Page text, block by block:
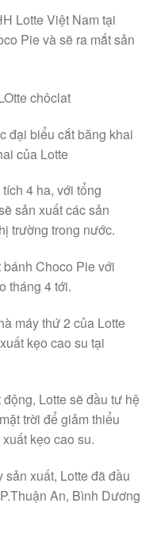
Lotte Việt Nam tại
Pie và sẽ ra mắt sản
đại biểu cắt băng khai
của Lotte
4 ha, với tổng
sản xuất các sản
trường trong nước.
Choco Pie với
tháng 4 tới.
máy thứ 2 của Lotte
kẹo cao su tại
Lotte sẽ đầu tư hệ
trời để giảm thiểu
kẹo cao su.
xuất, Lotte đã đầu
An, Bình Dương